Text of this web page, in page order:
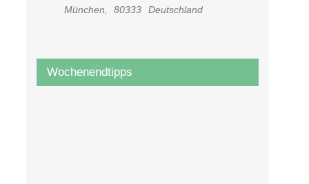
München
80333 Deutschland
Wochenendtipps